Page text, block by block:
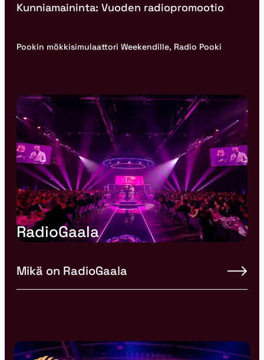
Kunniamaininta: Vuoden radiopromootio
Pookin mökkisimulaattori Weekendille, Radio Pooki
RadioGaala
Mikä on RadioGaala